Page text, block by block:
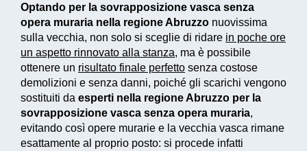
Optando per la sovrapposizione vasca senza
opera muraria nella regione Abruzzo nuovissima
sulla vecchia, non solo si sceglie di ridare in poche ore
un aspetto rinnovato alla stanza, ma è possibile
ottenere un risultato finale perfetto senza costose
demolizioni e senza danni, poiché gli scarichi vengono
sostituiti da esperti nella regione Abruzzo per la
sovrapposizione vasca senza opera muraria,
evitando così opere murarie e la vecchia vasca rimane
esattamente al proprio posto: si procede infatti